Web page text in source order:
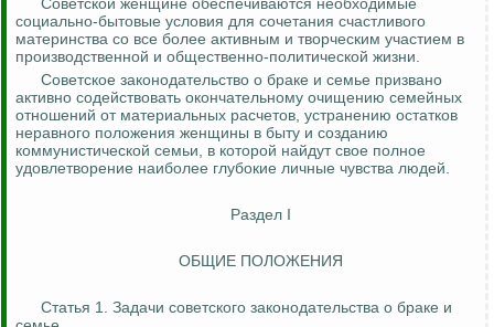
Советской женщине обеспечиваются необходимые
социально-бытовые условия для сочетания счастливого
материнства со все более активным и творческим участием в
производственной и общественно-политической жизни.
Советское законодательство о браке и семье призвано
активно содействовать окончательному очищению семейных
отношений от материальных расчетов, устранению остатков
неравного положения женщины в быту и созданию
коммунистической семьи, в которой найдут свое полное
удовлетворение наиболее глубокие личные чувства людей.
Раздел I
ОБЩИЕ ПОЛОЖЕНИЯ
Статья 1. Задачи советского законодательства о браке и